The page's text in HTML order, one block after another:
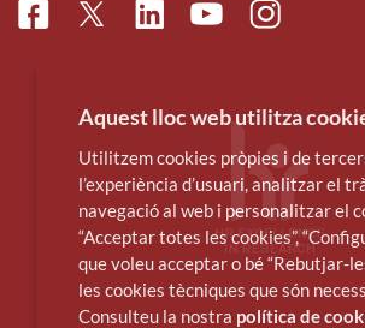
FacebookTwitterLinkedinYoutubeInstagram
Aquest lloc web utilitza
Utilitzem cookies pròpies i de
l’experiència d’usuari, analitzar el
navegació al web i personalitzar el
“Acceptar totes les cookies”,
que voleu acceptar o bé “Rebutjar-
les cookies tècniques que són
Consulteu la nostra política de